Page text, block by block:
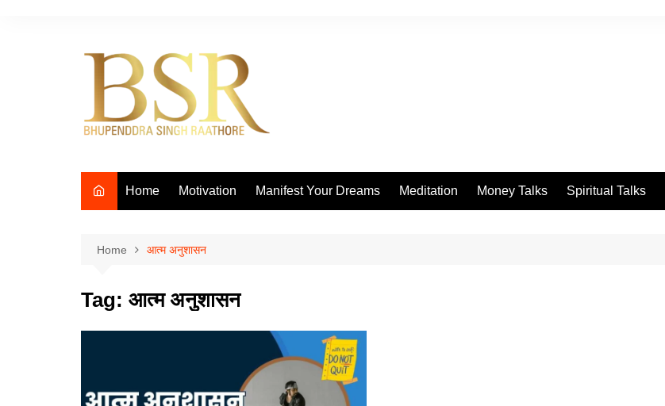
Home Motivation Manifest Your Dreams Meditation Money Talks Spiritual Talks
Home आत्म अनुशासन
Tag: आत्म अनुशासन